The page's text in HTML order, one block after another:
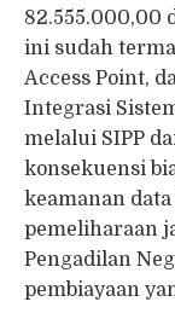
82.555.000,00
ini sudah
Access Point,
Integrasi
melalui SIPP
konsekuensi
keamanan
pemeliharaan
Pengadilan
pembiayaan